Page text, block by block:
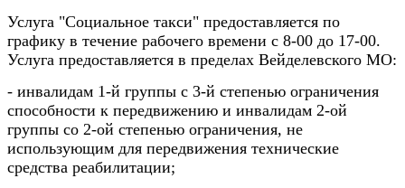
Услуга "Социальное такси" предоставляется по
графику в течение рабочего времени с 8-00 до 17-00.
Услуга предоставляется в пределах Вейделевского МО:
- инвалидам 1-й группы с 3-й степенью ограничения
способности к передвижению и инвалидам 2-ой
группы со 2-ой степенью ограничения, не
использующим для передвижения технические
средства реабилитации;